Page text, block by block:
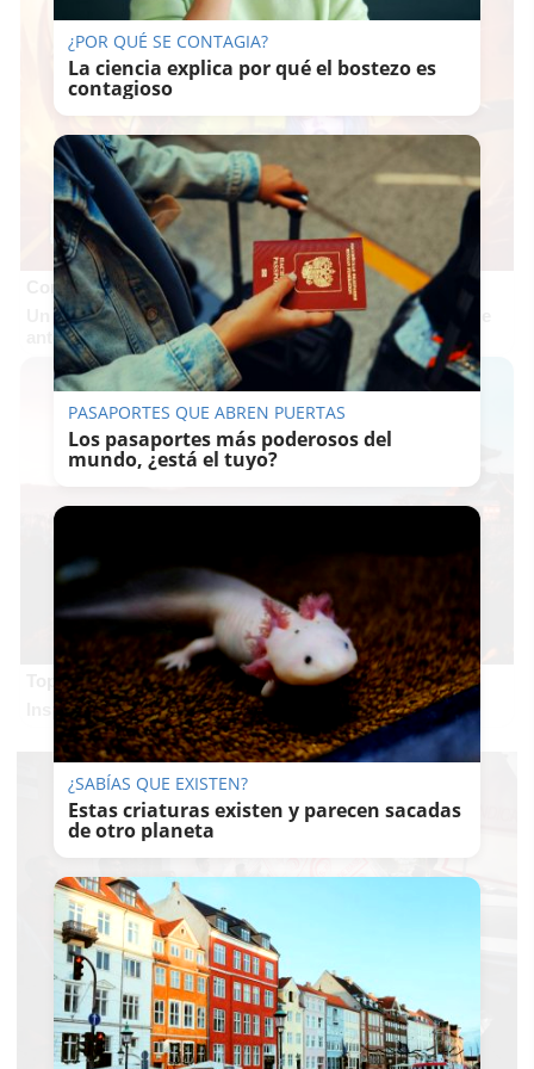
Corepunk MMORPG
Un verdadero MMORPG de la vieja escuela ¡Cómo los de
antes, pero mejor!
Top 2026: destinos clave
Inspírate y elige tu próximo destino para 2026
¿POR QUÉ SE CONTAGIA?
La ciencia explica por qué el bostezo es
contagioso
PASAPORTES QUE ABREN PUERTAS
Los pasaportes más poderosos del
mundo, ¿está el tuyo?
¿SABÍAS QUE EXISTEN?
Estas criaturas existen y parecen sacadas
de otro planeta